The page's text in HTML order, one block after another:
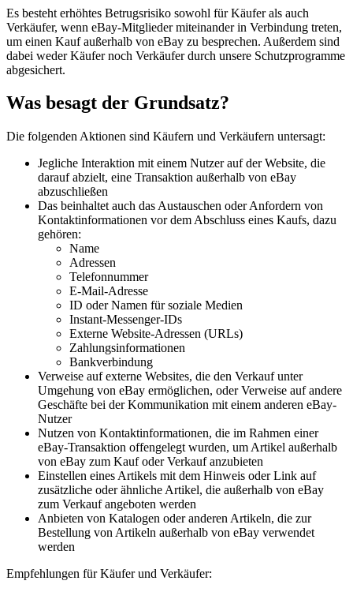
Es besteht erhöhtes Betrugsrisiko sowohl für Käufer als auch
Verkäufer, wenn eBay-Mitglieder miteinander in Verbindung treten,
um einen Kauf außerhalb von eBay zu besprechen. Außerdem sind
dabei weder Käufer noch Verkäufer durch unsere Schutzprogramme
abgesichert.
Was besagt der Grundsatz?
Die folgenden Aktionen sind Käufern und Verkäufern untersagt:
Jegliche Interaktion mit einem Nutzer auf der Website, die
darauf abzielt, eine Transaktion außerhalb von eBay
abzuschließen
Das beinhaltet auch das Austauschen oder Anfordern von
Kontaktinformationen vor dem Abschluss eines Kaufs, dazu
gehören:
Name
Adressen
Telefonnummer
E-Mail-Adresse
ID oder Namen für soziale Medien
Instant-Messenger-IDs
Externe Website-Adressen (URLs)
Zahlungsinformationen
Bankverbindung
Verweise auf externe Websites, die den Verkauf unter
Umgehung von eBay ermöglichen, oder Verweise auf andere
Geschäfte bei der Kommunikation mit einem anderen eBay-
Nutzer
Nutzen von Kontaktinformationen, die im Rahmen einer
eBay-Transaktion offengelegt wurden, um Artikel außerhalb
von eBay zum Kauf oder Verkauf anzubieten
Einstellen eines Artikels mit dem Hinweis oder Link auf
zusätzliche oder ähnliche Artikel, die außerhalb von eBay
zum Verkauf angeboten werden
Anbieten von Katalogen oder anderen Artikeln, die zur
Bestellung von Artikeln außerhalb von eBay verwendet
werden
Empfehlungen für Käufer und Verkäufer: